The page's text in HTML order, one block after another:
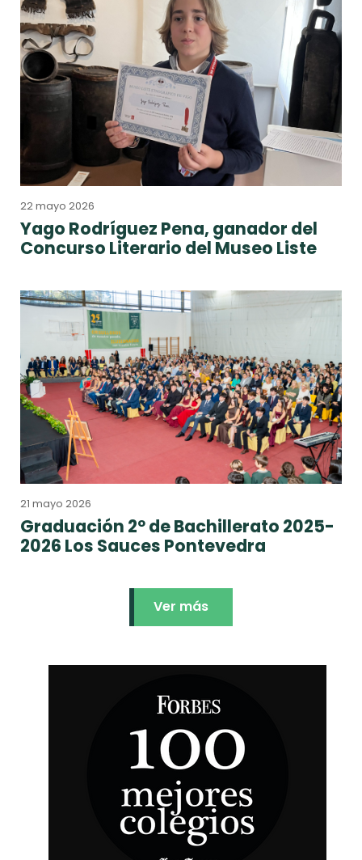
22 mayo 2026
Yago Rodríguez Pena, ganador del
Concurso Literario del Museo Liste
21 mayo 2026
Graduación 2º de Bachillerato 2025-
2026 Los Sauces Pontevedra
Ver más